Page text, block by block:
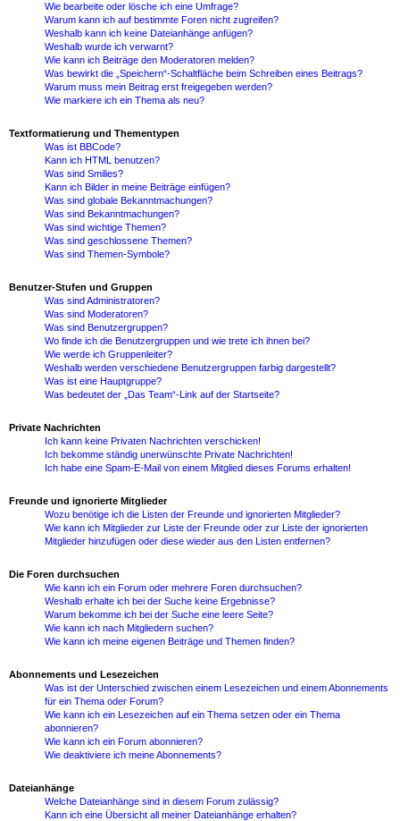
Wie bearbeite oder lösche ich eine Umfrage?
Warum kann ich auf bestimmte Foren nicht zugreifen?
Weshalb kann ich keine Dateianhänge anfügen?
Weshalb wurde ich verwarnt?
Wie kann ich Beiträge den Moderatoren melden?
Was bewirkt die „Speichern“-Schaltfläche beim Schreiben eines Beitrags?
Warum muss mein Beitrag erst freigegeben werden?
Wie markiere ich ein Thema als neu?
Textformatierung und Thementypen
Was ist BBCode?
Kann ich HTML benutzen?
Was sind Smilies?
Kann ich Bilder in meine Beiträge einfügen?
Was sind globale Bekanntmachungen?
Was sind Bekanntmachungen?
Was sind wichtige Themen?
Was sind geschlossene Themen?
Was sind Themen-Symbole?
Benutzer-Stufen und Gruppen
Was sind Administratoren?
Was sind Moderatoren?
Was sind Benutzergruppen?
Wo finde ich die Benutzergruppen und wie trete ich ihnen bei?
Wie werde ich Gruppenleiter?
Weshalb werden verschiedene Benutzergruppen farbig dargestellt?
Was ist eine Hauptgruppe?
Was bedeutet der „Das Team“-Link auf der Startseite?
Private Nachrichten
Ich kann keine Privaten Nachrichten verschicken!
Ich bekomme ständig unerwünschte Private Nachrichten!
Ich habe eine Spam-E-Mail von einem Mitglied dieses Forums erhalten!
Freunde und ignorierte Mitglieder
Wozu benötige ich die Listen der Freunde und ignorierten Mitglieder?
Wie kann ich Mitglieder zur Liste der Freunde oder zur Liste der ignorierten
Mitglieder hinzufügen oder diese wieder aus den Listen entfernen?
Die Foren durchsuchen
Wie kann ich ein Forum oder mehrere Foren durchsuchen?
Weshalb erhalte ich bei der Suche keine Ergebnisse?
Warum bekomme ich bei der Suche eine leere Seite?
Wie kann ich nach Mitgliedern suchen?
Wie kann ich meine eigenen Beiträge und Themen finden?
Abonnements und Lesezeichen
Was ist der Unterschied zwischen einem Lesezeichen und einem Abonnements
für ein Thema oder Forum?
Wie kann ich ein Lesezeichen auf ein Thema setzen oder ein Thema
abonnieren?
Wie kann ich ein Forum abonnieren?
Wie deaktiviere ich meine Abonnements?
Dateianhänge
Welche Dateianhänge sind in diesem Forum zulässig?
Kann ich eine Übersicht all meiner Dateianhänge erhalten?